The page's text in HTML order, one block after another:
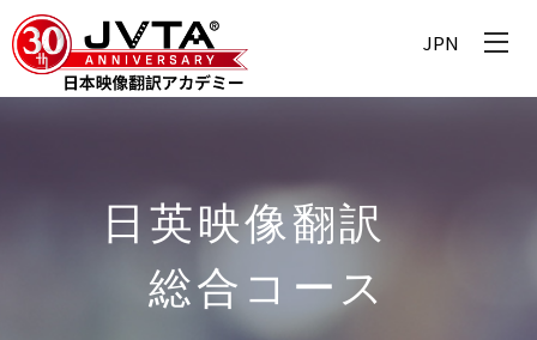
JPN
日英​​映像翻訳
総合コース​